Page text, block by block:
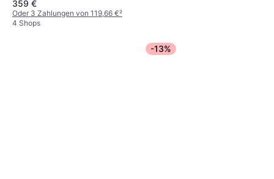
359 €
Oder 3 Zahlungen von 119,66 €²
4 Shops
-13%